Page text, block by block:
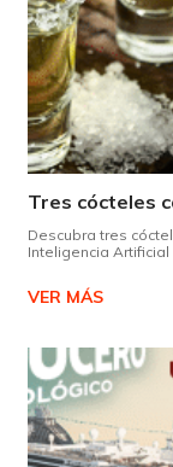
Descubra tres
Inteligencia Artificial
VER MÁS